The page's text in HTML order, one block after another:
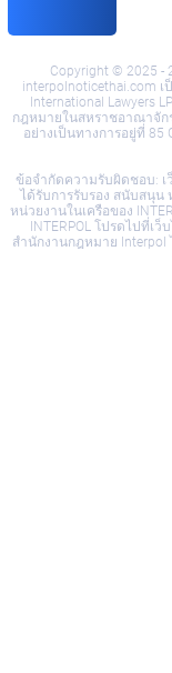
Copyright © 2025 -
interpolnoticethai.com
International Lawyers
กฎหมายในสหราชอาณาจัก
อย่างเป็นทางการอยู่ที่ 85
ข้อจำกัดความรับผิดชอบ: เ
ได้รับการรับรอง สนับสนุน
หน่วยงานในเครือของ
INTERPOL โปรดไปที่เ
สำนักงานกฎหมาย